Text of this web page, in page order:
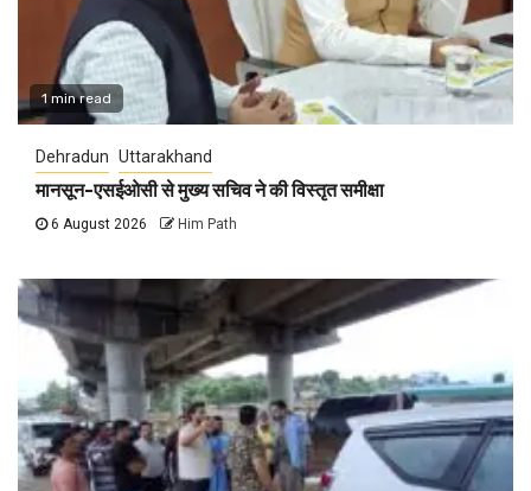
1 min read
Dehradun Uttarakhand
मानसून-एसईओसी से मुख्य सचिव ने की विस्तृत समीक्षा
6 August 2026 Him Path